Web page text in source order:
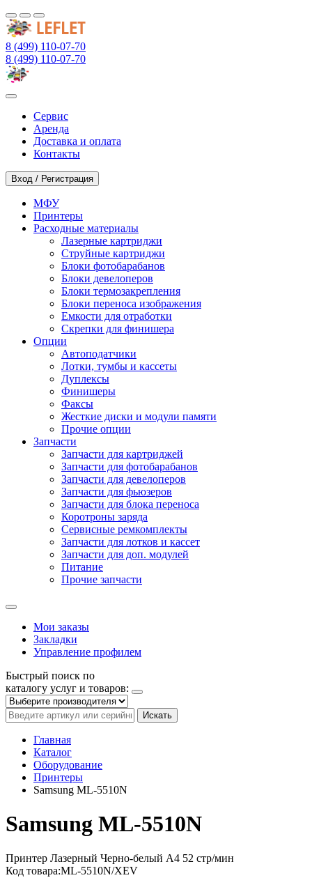
8 (499) 110-07-70
8 (499) 110-07-70
Сервис
Аренда
Доставка и оплата
Контакты
Вход / Регистрация
МФУ
Принтеры
Расходные материалы
Лазерные картриджи
Струйные картриджи
Блоки фотобарабанов
Блоки девелоперов
Блоки термозакрепления
Блоки переноса изображения
Емкости для отработки
Скрепки для финишера
Опции
Автоподатчики
Лотки, тумбы и кассеты
Дуплексы
Финишеры
Факсы
Жесткие диски и модули памяти
Прочие опции
Запчасти
Запчасти для картриджей
Запчасти для фотобарабанов
Запчасти для девелоперов
Запчасти для фьюзеров
Запчасти для блока переноса
Коротроны заряда
Сервисные ремкомплекты
Запчасти для лотков и кассет
Запчасти для доп. модулей
Питание
Прочие запчасти
Мои заказы
Закладки
Управление профилем
Быстрый поиск по
каталогу услуг и товаров:
Искать
Главная
Каталог
Оборудование
Принтеры
Samsung ML-5510N
Samsung ML-5510N
Принтер Лазерный Черно-белый A4 52 стр/мин
Код товара:ML-5510N/XEV